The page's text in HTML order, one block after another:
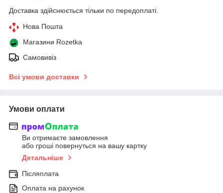
Доставка здійснюється тільки по передоплаті.
Нова Пошта
Магазини Rozetka
Самовивіз
Всі умови доставки
Умови оплати
Ви отримаєте замовлення
або гроші повернуться на вашу картку
Детальніше
Післяплата
Оплата на рахунок